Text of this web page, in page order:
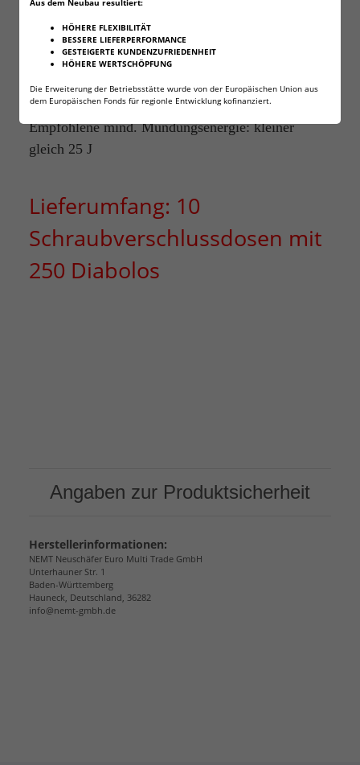
Aus dem Neubau resultiert:
HÖHERE FLEXIBILITÄT
BESSERE LIEFERPERFORMANCE
GESTEIGERTE KUNDENZUFRIEDENHEIT
HÖHERE WERTSCHÖPFUNG
Die Erweiterung der Betriebsstätte wurde von der Europäischen Union aus
dem Europäischen Fonds für regionle Entwicklung kofinanziert.
Kaliber: 5,49 mm / .22cal
Geschosslänge: 6,5 mm
Gewicht: 1,00 Gramm / 15,43 gr
Geschossform: Rundkopf
Empfohlene mind. Mündungsenergie: kleiner
gleich 25 J
Lieferumfang: 10
Schraubverschlussdosen mit
250 Diabolos
Angaben zur Produktsicherheit
Herstellerinformationen:
NEMT Neuschäfer Euro Multi Trade GmbH
Unterhauner Str. 1
Baden-Württemberg
Hauneck, Deutschland, 36282
info@nemt-gmbh.de